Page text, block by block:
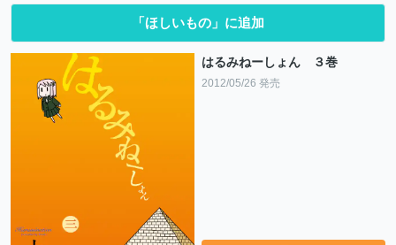
「ほしいもの」に追加
はるみねーしょん ３巻
2012/05/26 発売